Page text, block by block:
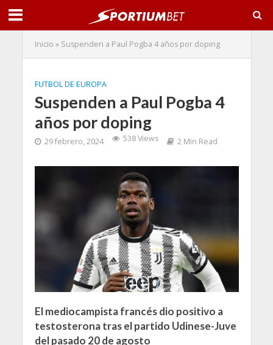
Inicio » Suspenden a Paul Pogba 4 años por doping
FUTBOL DE EUROPA
Suspenden a Paul Pogba 4
años por doping
29 febrero, 2024 538 Views 2 Min Read
El mediocampista francés dio positivo a
testosterona tras el partido Udinese-Juve
del pasado 20 de agosto